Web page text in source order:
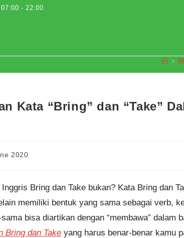
- 22:00
>
Kata “Bring” dan “Take”
2020
Bring dan Take bukan? Kata Bring dan
memiliki bentuk yang sama sebagai verb,
bisa diartikan dengan “membawa” dalam
Bring dan Take yang harus benar-benar kamu